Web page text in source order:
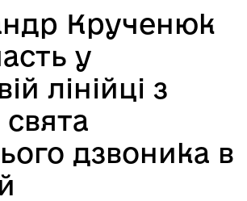
Крученюк
у
лінійці з
дзвоника в